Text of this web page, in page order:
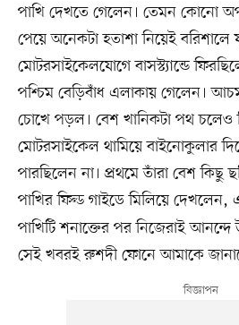
পাখি দেখতে গেলেন। তেমন কোনো
পেয়ে অনেকটা হতাশা নিয়েই বরিশালে
মোটরসাইকেলযোগে বাসস্ট্যান্ডে
পশ্চিম বেড়িবাঁধ এলাকায় গেলেন।
চোখে পড়ল। বেশ খানিকটা পথ চলেও
মোটরসাইকেল থামিয়ে বাইনোকুলার
পারছিলেন না। প্রথমে তাঁরা বেশ কিছু
পাখির ফিল্ড গাইডে মিলিয়ে দেখলেন,
পাখিটি শনাক্তের পর নিজেরাই আনন্দে
সেই খবরই রুশদী ফোনে আমাকে